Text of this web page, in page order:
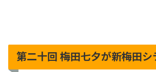
第二十回 梅田七夕が新梅田シ